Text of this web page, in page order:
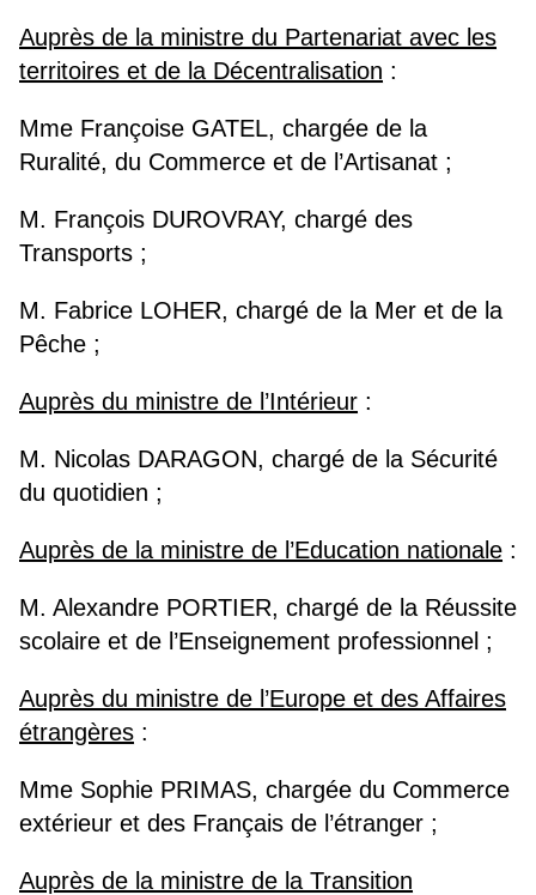
Auprès de la ministre du Partenariat avec les
territoires et de la Décentralisation :
Mme Françoise GATEL, chargée de la
Ruralité, du Commerce et de l’Artisanat ;
M. François DUROVRAY, chargé des
Transports ;
M. Fabrice LOHER, chargé de la Mer et de la
Pêche ;
Auprès du ministre de l’Intérieur :
M. Nicolas DARAGON, chargé de la Sécurité
du quotidien ;
Auprès de la ministre de l’Education nationale :
M. Alexandre PORTIER, chargé de la Réussite
scolaire et de l’Enseignement professionnel ;
Auprès du ministre de l’Europe et des Affaires
étrangères :
Mme Sophie PRIMAS, chargée du Commerce
extérieur et des Français de l’étranger ;
Auprès de la ministre de la Transition